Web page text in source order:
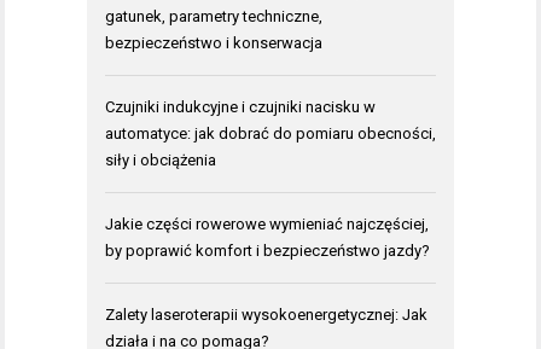
gatunek, parametry techniczne,
bezpieczeństwo i konserwacja
Czujniki indukcyjne i czujniki nacisku w
automatyce: jak dobrać do pomiaru obecności,
siły i obciążenia
Jakie części rowerowe wymieniać najczęściej,
by poprawić komfort i bezpieczeństwo jazdy?
Zalety laseroterapii wysokoenergetycznej: Jak
działa i na co pomaga?